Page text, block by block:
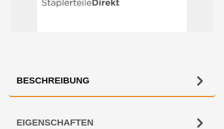
BESCHREIBUNG
EIGENSCHAFTEN